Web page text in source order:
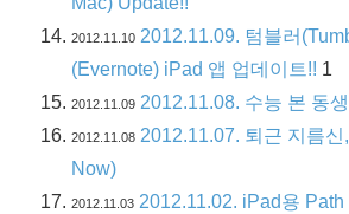
2012.11.10 2012.11.09. 텀블러
(Evernote) iPad 앱 업데이트!! 1
2012.11.09 2012.11.08. 수능 본 동
2012.11.08 2012.11.07. 퇴근 지름
Now)
2012.11.03 2012.11.02. iPad용 Path